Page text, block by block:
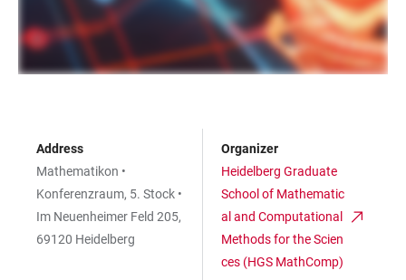
Address
Mathematikon •
Konferenzraum, 5. Stock •
Im Neuenheimer Feld 205,
69120 Heidelberg
Organizer
Heidelberg Graduate
School of Mathematic
al and Computational
Methods for the Scien
ces (HGS MathComp)